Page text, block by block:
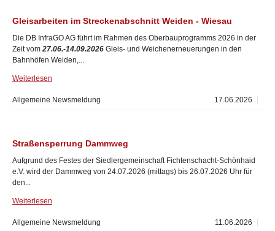
Gleisarbeiten im Streckenabschnitt Weiden - Wiesau
Die DB InfraGO AG führt im Rahmen des Oberbauprogramms 2026 in der
Zeit vom 27.06.-14.09.2026 Gleis- und Weichenerneuerungen in den
Bahnhöfen Weiden,...
Weiterlesen
17.06.2026
Allgemeine Newsmeldung
Straßensperrung Dammweg
Aufgrund des Festes der Siedlergemeinschaft Fichtenschacht-Schönhaid
e.V. wird der Dammweg von 24.07.2026 (mittags) bis 26.07.2026 Uhr für
den...
Weiterlesen
11.06.2026
Allgemeine Newsmeldung